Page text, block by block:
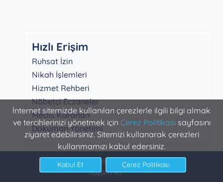
İnternet sitemizde kullanılan çerezlerle ilgili bilgi almak
ve tercihlerinizi yönetmek için Çerez Politikasısayfasını
ziyaret edebilirsiniz. Sitemizi kullanarak çerezleri
kullanmamızı kabul edersiniz.
Hızlı Erişim
Ruhsat İzin
Nikah İşlemleri
Hizmet Rehberi
Nöbetçi Eczaneler
Meclis Kararları
Doküman Yönetimi
Şahinbey Belediyesi Bilgi İşlem
Yazılım K7